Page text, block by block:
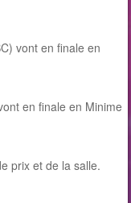
vont en finale en
en finale en Minime
prix et de la salle.